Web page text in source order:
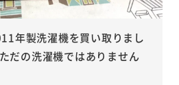
年製洗濯機を買い取りまし
だの洗濯機ではありません